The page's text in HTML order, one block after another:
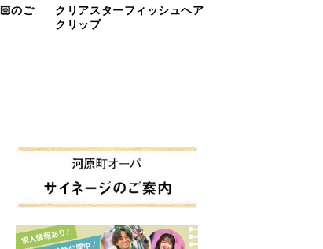
のご
クリアスターフィッシュヘア
クリップ